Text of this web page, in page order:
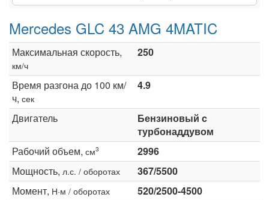
Mercedes GLC 43 AMG 4MATIC
Максимальная скорость,
км/ч
250
Время разгона до 100 км/
ч, сек
4.9
Двигатель
Бензиновый c
турбонаддувом
Рабочий объем, см3
2996
Мощность, л.с. / оборотах
367/5500
Момент, Н·м / оборотах
520/2500-4500